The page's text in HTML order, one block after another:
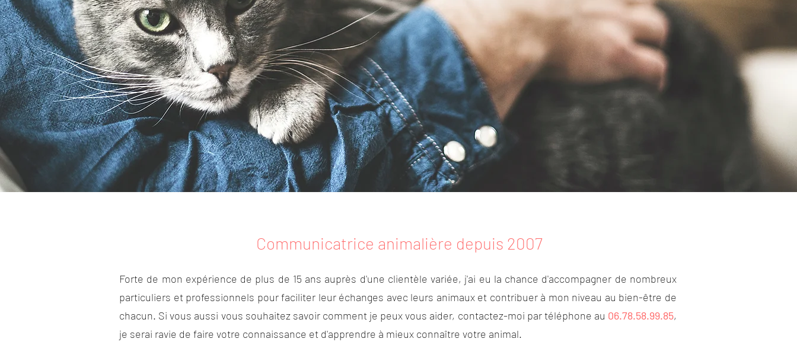
Communicatrice animalière depuis 2007
Forte de mon expérience de plus de 15 ans auprès d'une clientèle variée, j'ai eu la chance d'accompagner de nombreux
particuliers et professionnels pour faciliter leur échanges avec leurs animaux et contribuer à mon niveau au bien-être de
chacun. Si vous aussi vous souhaitez savoir comment je peux vous aider, contactez-moi par téléphone au 06.78.58.99.85,
je serai ravie de faire votre connaissance et d'apprendre à mieux connaître votre animal.